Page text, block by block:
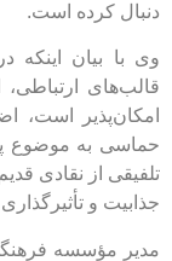
است.
اینکه در عصر
ارتباطی، انتقال
است، اضافه
موضوع
نقادی قدیم و
تأثیرگذاری
فرهنگی